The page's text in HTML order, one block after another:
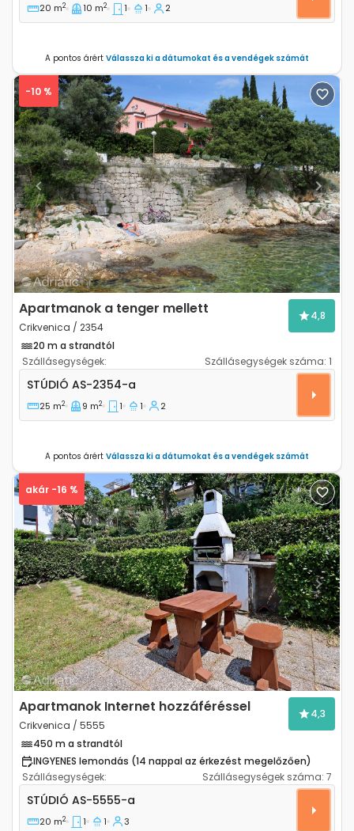
20 m2 10 m2 1 1 2
A pontos árért Válassza ki a dátumokat és a vendégek számát
Previous Next
-10 %
Apartmanok a tenger mellett
Crikvenica / 2354
4,8
20 m a strandtól
Szállásegységek:
Szállásegységek száma: 1
Stúdió apartman Crikvenica AS-2354-a
STÚDIÓ AS-2354-a
25 m2 9 m2 1 1 2
A pontos árért Válassza ki a dátumokat és a vendégek számát
Previous Next
akár -16 %
Apartmanok Internet hozzáféréssel
Crikvenica / 5555
4,3
450 m a strandtól
INGYENES lemondás (14 nappal az érkezést megelőzően)
Szállásegységek:
Szállásegységek száma: 7
Stúdió apartman Crikvenica AS-5555-a
STÚDIÓ AS-5555-a
20 m2 1 1 3